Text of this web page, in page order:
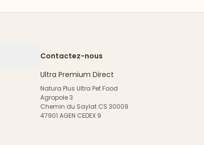
Contactez-nous
Ultra Premium Direct
Natura Plus Ultra Pet Food
Agropole 3
Chemin du Saylat CS 30009
47901 AGEN CEDEX 9